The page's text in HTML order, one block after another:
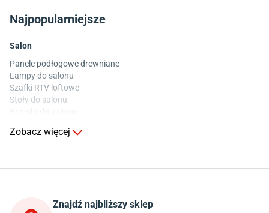
Najpopularniejsze
Salon
Panele podłogowe drewniane
Lampy do salonu
Szafki RTV loftowe
Stoły do salonu
Stoły do kuchni
Szafki kuchenne wiszące (górne)
Zobacz więcej
Znajdź najbliższy sklep